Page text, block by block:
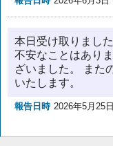
本日受け取りまし
不安なことはあり
ざいました。 また
いたします。
報告日時 2026年5月25